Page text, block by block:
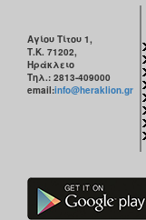
Αγίου Τίτου 1,
Τ.Κ. 71202,
Ηράκλειο
Τηλ.: 2813-409000
email:info@heraklion.gr